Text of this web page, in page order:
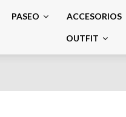
PASEO ACCESORIOS
OUTFIT